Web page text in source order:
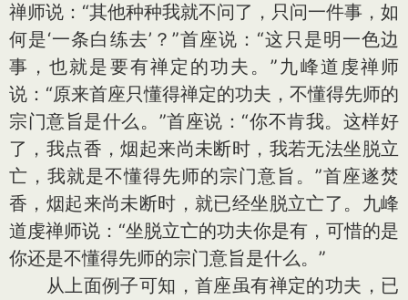
禅师说：“其他种种我就不问了，只问一件事，如
何是‘一条白练去’？”首座说：“这只是明一色边
事，也就是要有禅定的功夫。”九峰道虔禅师
说：“原来首座只懂得禅定的功夫，不懂得先师的
宗门意旨是什么。”首座说：“你不肯我。这样好
了，我点香，烟起来尚未断时，我若无法坐脱立
亡，我就是不懂得先师的宗门意旨。”首座遂焚
香，烟起来尚未断时，就已经坐脱立亡了。九峰
道虔禅师说：“坐脱立亡的功夫你是有，可惜的是
你还是不懂得先师的宗门意旨是什么。”
从上面例子可知，首座虽有禅定的功夫，已